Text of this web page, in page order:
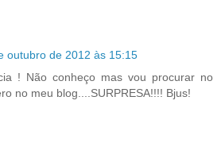
outubro de 2012 às 15:15
! Não conheço mas vou procurar no
no meu blog....SURPRESA!!!! Bjus!